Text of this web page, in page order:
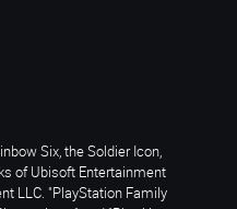
Six, the Soldier Icon,
of Ubisoft Entertainment
LLC. "PlayStation Family